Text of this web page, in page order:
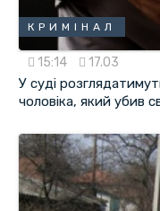
КРИМІНАЛ
15:14 17.03
У суді
чоловіка, який убив